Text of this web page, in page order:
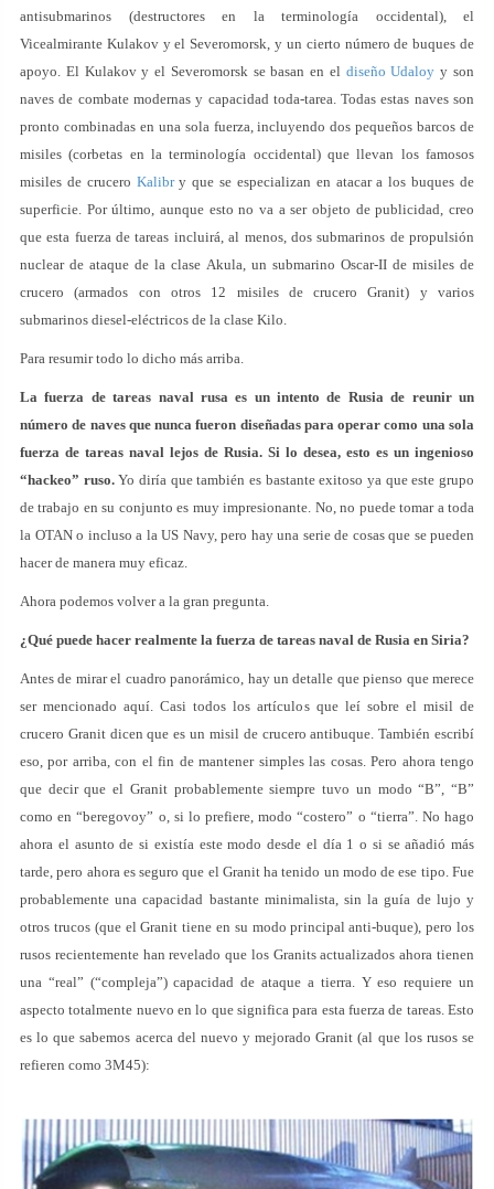
antisubmarinos (destructores en la terminología occidental), el
Vicealmirante Kulakov y el Severomorsk, y un cierto número de buques de
apoyo. El Kulakov y el Severomorsk se basan en el diseño Udaloy y son
naves de combate modernas y capacidad toda-tarea. Todas estas naves son
pronto combinadas en una sola fuerza, incluyendo dos pequeños barcos de
misiles (corbetas en la terminología occidental) que llevan los famosos
misiles de crucero Kalibry que se especializan en atacar a los buques de
superficie. Por último, aunque esto no va a ser objeto de publicidad, creo
que esta fuerza de tareas incluirá, al menos, dos submarinos de propulsión
nuclear de ataque de la clase Akula, un submarino Oscar-II de misiles de
crucero (armados con otros 12 misiles de crucero Granit) y varios
submarinos diesel-eléctricos de la clase Kilo.
Para resumir todo lo dicho más arriba.
La fuerza de tareas naval rusa es un intento de Rusia de reunir un
número de naves que nunca fueron diseñadas para operar como una sola
fuerza de tareas naval lejos de Rusia. Si lo desea, esto es un ingenioso
“hackeo” ruso.Yo diría que también es bastante exitoso ya que este grupo
de trabajo en su conjunto es muy impresionante. No, no puede tomar a toda
la OTAN o incluso a la US Navy, pero hay una serie de cosas que se pueden
hacer de manera muy eficaz.
Ahora podemos volver a la gran pregunta.
¿Qué puede hacer realmente la fuerza de tareas naval de Rusia en Siria?
Antes de mirar el cuadro panorámico, hay un detalle que pienso que merece
ser mencionado aquí. Casi todos los artículos que leí sobre el misil de
crucero Granit dicen que es un misil de crucero antibuque. También escribí
eso, por arriba, con el fin de mantener simples las cosas. Pero ahora tengo
que decir que el Granit probablemente siempre tuvo un modo “B”, “B”
como en “beregovoy” o, si lo prefiere, modo “costero” o “tierra”. No hago
ahora el asunto de si existía este modo desde el día 1 o si se añadió más
tarde, pero ahora es seguro que el Granit ha tenido un modo de ese tipo. Fue
probablemente una capacidad bastante minimalista, sin la guía de lujo y
otros trucos (que el Granit tiene en su modo principal anti-buque), pero los
rusos recientemente han revelado que los Granits actualizados ahora tienen
una “real” (“compleja”) capacidad de ataque a tierra. Y eso requiere un
aspecto totalmente nuevo en lo que significa para esta fuerza de tareas. Esto
es lo que sabemos acerca del nuevo y mejorado Granit (al que los rusos se
refieren como 3M45):